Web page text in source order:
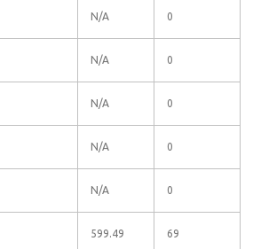
N/A 0
N/A 0
N/A 0
N/A 0
N/A 0
599.49 69